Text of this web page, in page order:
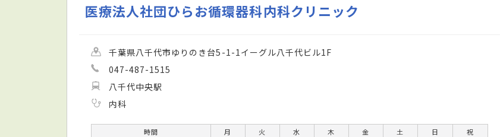
医療法人社団ひらお循環器科内科クリニック
千葉県八千代市ゆりのき台5-1-1イーグル八千代ビル1F
047-487-1515
八千代中央駅
内科
時間 月 火 水 木 金 土 日
祝